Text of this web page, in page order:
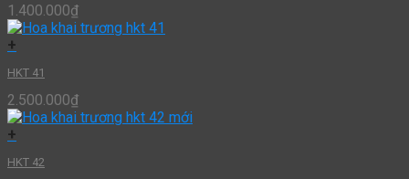
1.400.000₫
+
HKT 41
2.500.000₫
+
HKT 42